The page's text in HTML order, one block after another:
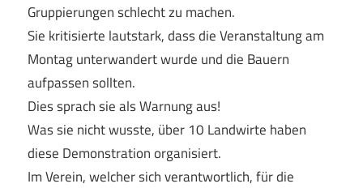
Gruppierungen schlecht zu machen.
Sie kritisierte lautstark, dass die Veranstaltung am
Montag unterwandert wurde und die Bauern
aufpassen sollten.
Dies sprach sie als Warnung aus!
Was sie nicht wusste, über 10 Landwirte haben
diese Demonstration organisiert.
Im Verein, welcher sich verantwortlich, für die